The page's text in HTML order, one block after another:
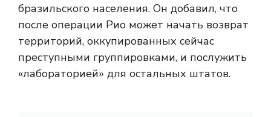
бразильского населения. Он добавил, что
после операции Рио может начать возврат
территорий, оккупированных сейчас
преступными группировками, и послужить
«лабораторией» для остальных штатов.